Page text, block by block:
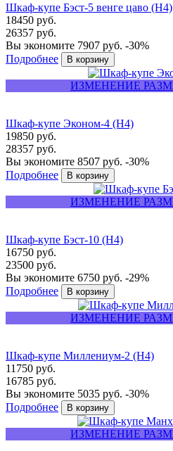
Шкаф-купе Бэст-5 венге цаво (Н4)
18450 руб.
26357 руб.
Вы экономите 7907 руб. -30%
Подробнее
ИЗМЕНЕНИЕ
Шкаф-купе Эконом-4 (Н4)
19850 руб.
28357 руб.
Вы экономите 8507 руб. -30%
Подробнее
ИЗМЕНЕНИЕ
Шкаф-купе Бэст-10 (Н4)
16750 руб.
23500 руб.
Вы экономите 6750 руб. -29%
Подробнее
ИЗМЕНЕНИЕ
Шкаф-купе Миллениум-2 (Н4)
11750 руб.
16785 руб.
Вы экономите 5035 руб. -30%
Подробнее
ИЗМЕНЕНИЕ